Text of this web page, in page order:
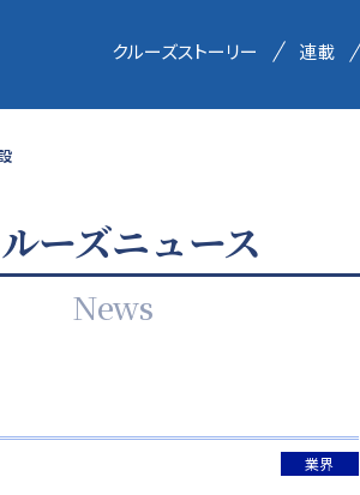
クルーズストーリー 連載
ーズニュース
News
業界